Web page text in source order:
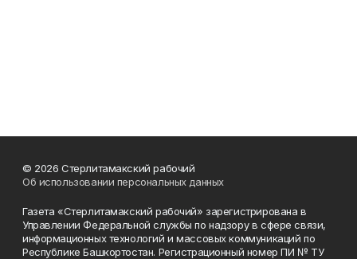
© 2026 Стерлитамакский рабочий
Об использовании персональных данных
Газета «Стерлитамакский рабочий» зарегистрирована в
Управлении Федеральной службы по надзору в сфере связи,
информационных технологий и массовых коммуникаций по
Республике Башкортостан. Регистрационный номер ПИ № ТУ